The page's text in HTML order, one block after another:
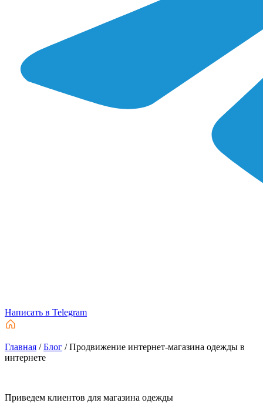
Написать в Telegram
Главная /Блог /Продвижение интернет-магазина одежды в
интернете
Приведем клиентов для магазина одежды